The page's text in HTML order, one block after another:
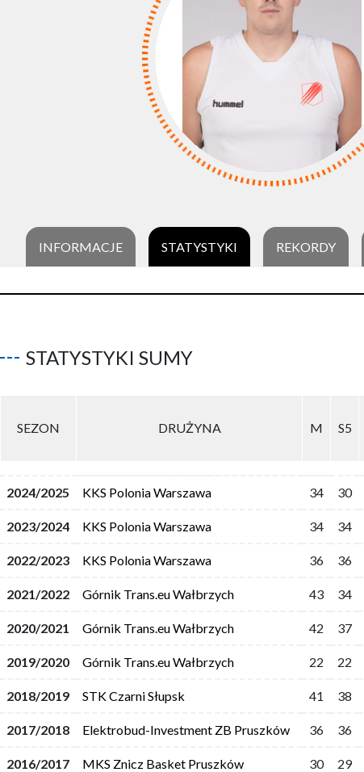
INFORMACJE STATYSTYKI REKORDY
STATYSTYKI SUMY
SEZON DRUŻYNA M S5
2024/2025 KKS Polonia Warszawa 34 30
2023/2024 KKS Polonia Warszawa 34 34
2022/2023 KKS Polonia Warszawa 36 36
2021/2022 Górnik Trans.eu Wałbrzych 43 34
2020/2021 Górnik Trans.eu Wałbrzych 42 37
2019/2020 Górnik Trans.eu Wałbrzych 22 22
2018/2019 STK Czarni Słupsk 41 38
2017/2018 Elektrobud-Investment ZB Pruszków 36 36
2016/2017 MKS Znicz Basket Pruszków 30 29